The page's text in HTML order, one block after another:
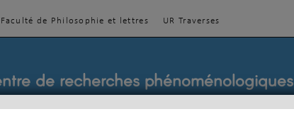
Faculté de Philosophie et lettres UR Traverses
de recherches phénoménologiques